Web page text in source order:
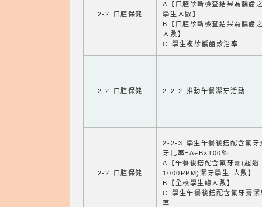
2-2 口腔保健
A【口腔診斷檢查結果為齲齒
學生人數】
B【口腔診斷檢查結果為齲齒
人數】
C 學生複診齲齒診治率
2-2 口腔保健 2-2-2 推動午餐潔牙活動
2-2 口腔保健
2-2-3 學生午餐後搭配含氟牙
牙比率=A÷B×100％
A【午餐後搭配含氟牙膏(超過
1000PPM)潔牙學生 人數】
B【全校學生總人數】
C 學生午餐後搭配含氟牙膏潔
率